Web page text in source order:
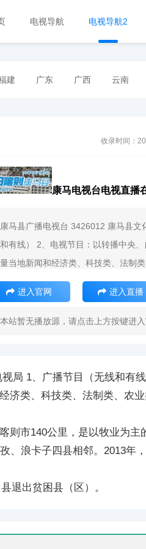
电视导航 电视导航2
建 广东 广西 云南
收录时间：
康马电视台电视直播
康马县广播电视台 3426012 康马县
和有线） 2、电视节目：以转播中央
量当地新闻和经济类、科技类、法制类
进入官网 进入直播
本站暂无播放源，请点击上方按键进
局 1、广播节目（无线和有
济类、科技类、法制类、农
则市140公里，是以牧业为
、浪卡子四县相邻。2013年
退出贫困县（区）。